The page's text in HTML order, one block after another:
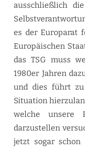
ausschließlich
es der Europarat
Europäischen
das TSG muss
1980er Jahren
und dies führt
Situation
welche unsere
darzustellen
jetzt sogar